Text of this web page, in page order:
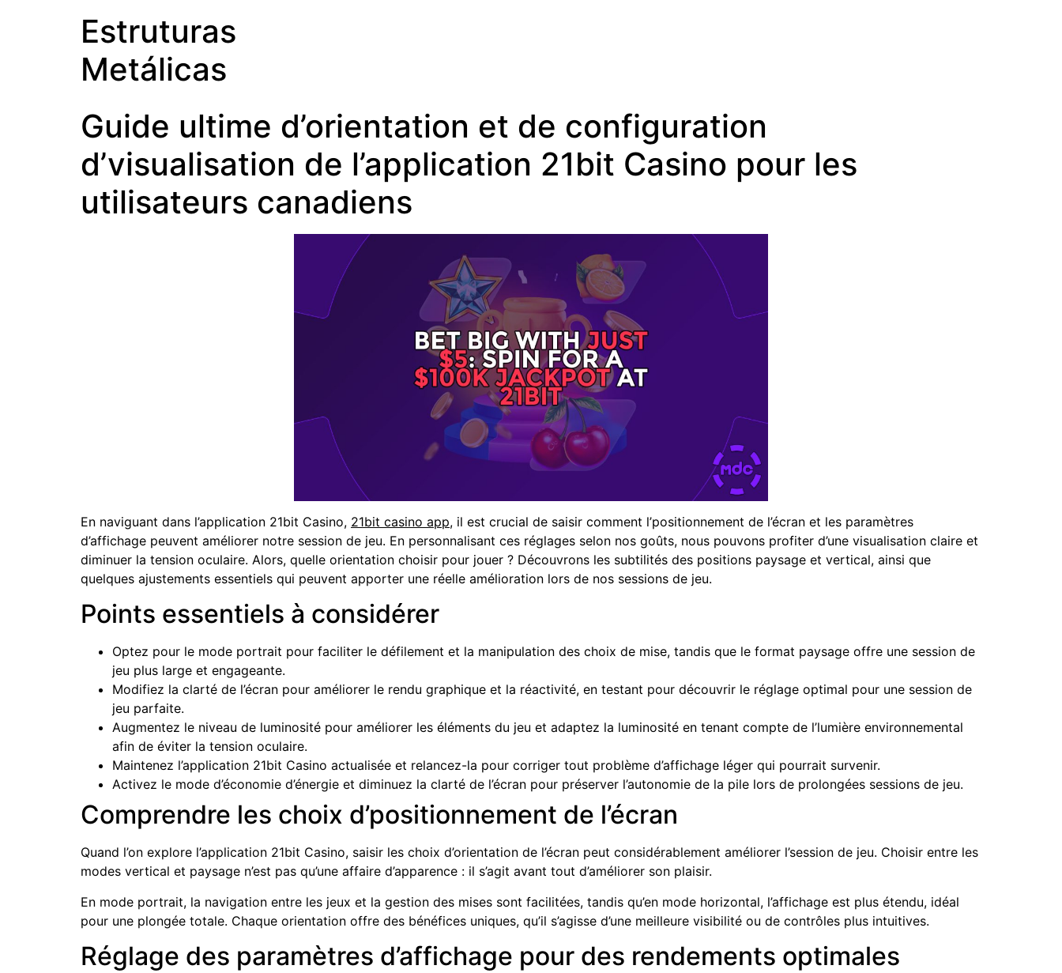
Estruturas
Metálicas
Guide ultime d’orientation et de configuration
d’visualisation de l’application 21bit Casino pour les
utilisateurs canadiens
En naviguant dans l’application 21bit Casino, 21bit casino app, il est crucial de saisir comment l’positionnement de l’écran et les paramètres
d’affichage peuvent améliorer notre session de jeu. En personnalisant ces réglages selon nos goûts, nous pouvons profiter d’une visualisation claire et
diminuer la tension oculaire. Alors, quelle orientation choisir pour jouer ? Découvrons les subtilités des positions paysage et vertical, ainsi que
quelques ajustements essentiels qui peuvent apporter une réelle amélioration lors de nos sessions de jeu.
Points essentiels à considérer
Optez pour le mode portrait pour faciliter le défilement et la manipulation des choix de mise, tandis que le format paysage offre une session de
jeu plus large et engageante.
Modifiez la clarté de l’écran pour améliorer le rendu graphique et la réactivité, en testant pour découvrir le réglage optimal pour une session de
jeu parfaite.
Augmentez le niveau de luminosité pour améliorer les éléments du jeu et adaptez la luminosité en tenant compte de l’lumière environnemental
afin de éviter la tension oculaire.
Maintenez l’application 21bit Casino actualisée et relancez-la pour corriger tout problème d’affichage léger qui pourrait survenir.
Activez le mode d’économie d’énergie et diminuez la clarté de l’écran pour préserver l’autonomie de la pile lors de prolongées sessions de jeu.
Comprendre les choix d’positionnement de l’écran
Quand l’on explore l’application 21bit Casino, saisir les choix d’orientation de l’écran peut considérablement améliorer l’session de jeu. Choisir entre les
modes vertical et paysage n’est pas qu’une affaire d’apparence : il s’agit avant tout d’améliorer son plaisir.
En mode portrait, la navigation entre les jeux et la gestion des mises sont facilitées, tandis qu’en mode horizontal, l’affichage est plus étendu, idéal
pour une plongée totale. Chaque orientation offre des bénéfices uniques, qu’il s’agisse d’une meilleure visibilité ou de contrôles plus intuitives.
Réglage des paramètres d’affichage pour des rendements optimales